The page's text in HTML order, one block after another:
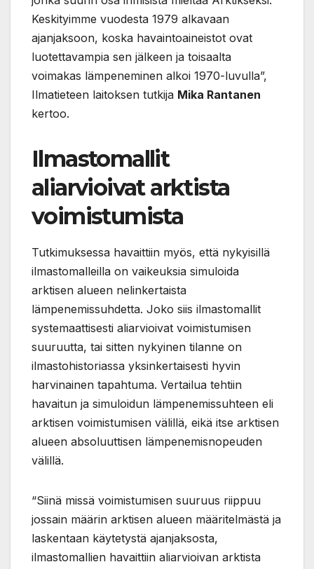
Keskityimme vuodesta 1979 alkavaan
ajanjaksoon, koska havaintoaineistot ovat
luotettavampia sen jälkeen ja toisaalta
voimakas lämpeneminen alkoi 1970-luvulla”,
Ilmatieteen laitoksen tutkija Mika Rantanen
kertoo.
Ilmastomallit
aliarvioivat arktista
voimistumista
Tutkimuksessa havaittiin myös, että nykyisillä
ilmastomalleilla on vaikeuksia simuloida
arktisen alueen nelinkertaista
lämpenemissuhdetta. Joko siis ilmastomallit
systemaattisesti aliarvioivat voimistumisen
suuruutta, tai sitten nykyinen tilanne on
ilmastohistoriassa yksinkertaisesti hyvin
harvinainen tapahtuma. Vertailua tehtiin
havaitun ja simuloidun lämpenemissuhteen eli
arktisen voimistumisen välillä, eikä itse arktisen
alueen absoluuttisen lämpenemisnopeuden
välillä.
“Siinä missä voimistumisen suuruus riippuu
jossain määrin arktisen alueen määritelmästä ja
laskentaan käytetystä ajanjaksosta,
ilmastomallien havaittiin aliarvioivan arktista